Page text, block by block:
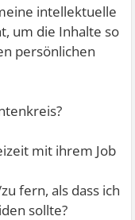
intellektuelle
um die Inhalte so
persönlichen
mit ihrem Job
fern, als dass ich
sollte?